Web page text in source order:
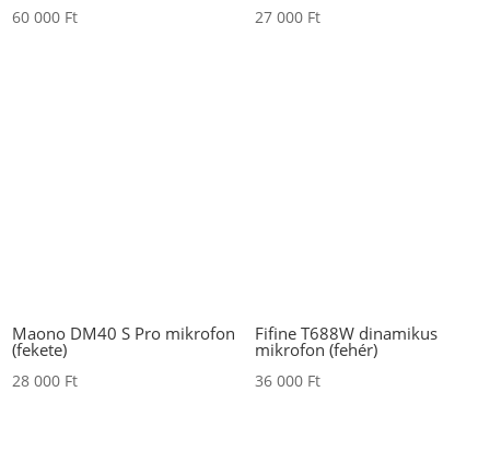
60 000 Ft 27 000 Ft
Maono DM40 S Pro mikrofon
(fekete)
28 000 Ft
Fifine T688W dinamikus
mikrofon (fehér)
36 000 Ft